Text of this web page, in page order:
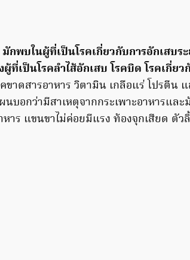
มักพบในผู้ที่เป็นโรคเกี่ยวกับการอักเสบร
ที่เป็นโรคลำไส้อักเสบ โรคบิด โรคเกี่ย
าดสารอาหาร วิตามิน เกลือแร่ โปรตีน
บอกว่ามีสาเหตุจากกระเพาะอาหารแล
หาร แขนขาไม่ค่อยมีแรง ท้องจุกเสียด ตั